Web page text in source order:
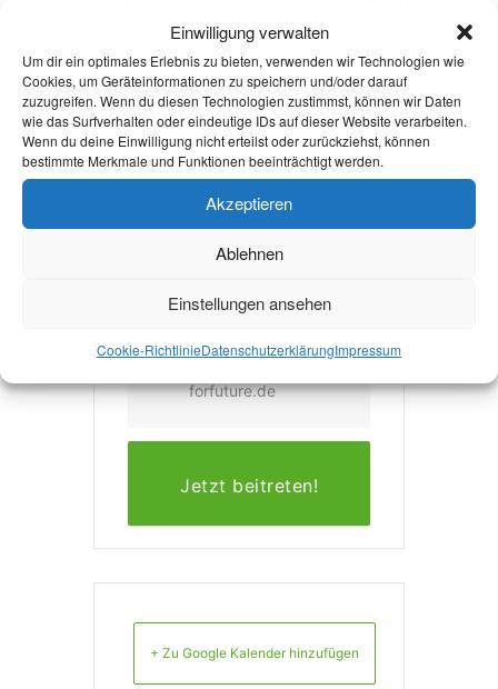
Einwilligung verwalten
Um dir ein optimales Erlebnis zu bieten, verwenden wir Technologien wie
Cookies, um Geräteinformationen zu speichern und/oder darauf
zuzugreifen. Wenn du diesen Technologien zustimmst, können wir Daten
wie das Surfverhalten oder eindeutige IDs auf dieser Website verarbeiten.
Wenn du deine Einwilligung nicht erteilst oder zurückziehst, können
bestimmte Merkmale und Funktionen beeinträchtigt werden.
Akzeptieren
Ablehnen
Einstellungen ansehen
Cookie-RichtlinieDatenschutzerklärungImpressum
KATEGORIE
Bildungsveranstaltun
g
VERANSTALTER
STUDENTS FOR
studis.aachen@fridays
forfuture.de
Jetzt beitreten!
+ Zu Google Kalender hinzufügen